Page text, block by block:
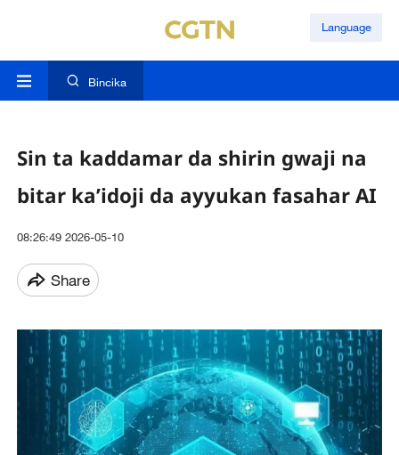
Language
Bincika
Sin ta kaddamar da shirin gwaji na
bitar ka’idoji da ayyukan fasahar AI
08:26:49 2026-05-10
Share